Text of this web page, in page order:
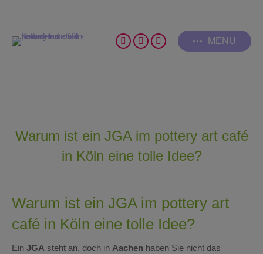
MENU
PinterestFacebook
Instagram
Warum ist ein JGA im pottery art café
in Köln eine tolle Idee?
Warum ist ein JGA im pottery art
café in Köln eine tolle Idee?
Ein JGA steht an, doch in Aachen haben Sie nicht das